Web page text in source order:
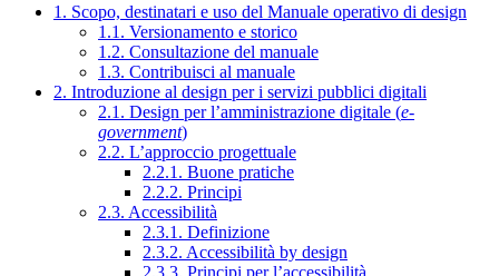
1. Scopo, destinatari e uso del Manuale operativo di design
1.1. Versionamento e storico
1.2. Consultazione del manuale
1.3. Contribuisci al manuale
2. Introduzione al design per i servizi pubblici digitali
2.1. Design per l’amministrazione digitale (e-
government)
2.2. L’approccio progettuale
2.2.1. Buone pratiche
2.2.2. Principi
2.3. Accessibilità
2.3.1. Definizione
2.3.2. Accessibilità by design
2.3.3. Principi per l’accessibilità